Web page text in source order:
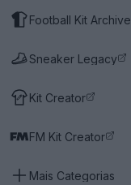
Football Kit Archive
Sneaker Legacy
Kit Creator
FM Kit Creator
Mais Categorias